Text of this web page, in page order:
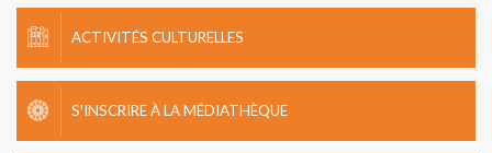
ACTIVITÉS CULTURELLES
S'INSCRIRE À LA MÉDIATHÈQUE